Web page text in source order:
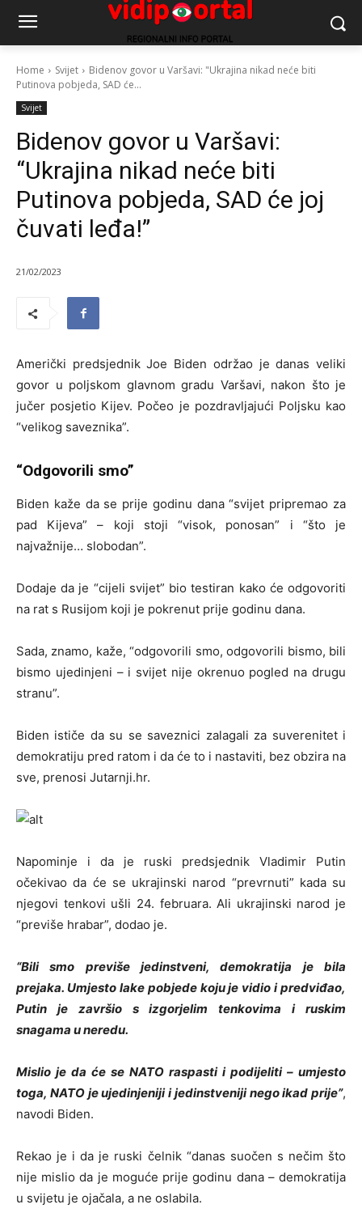
Home Svijet
Bidenov govor u Varšavi: "Ukrajina nikad neće biti
Putinova pobjeda, SAD će...
Svijet
Bidenov govor u Varšavi:
“Ukrajina nikad neće biti
Putinova pobjeda, SAD će joj
čuvati leđa!”
21/02/2023
Američki predsjednik Joe Biden održao je danas veliki
govor u poljskom glavnom gradu Varšavi, nakon što je
jučer posjetio Kijev. Počeo je pozdravljajući Poljsku kao
“velikog saveznika”.
“Odgovorili smo”
Biden kaže da se prije godinu dana “svijet pripremao za
pad Kijeva” – koji stoji “visok, ponosan” i “što je
najvažnije… slobodan”.
Dodaje da je “cijeli svijet” bio testiran kako će odgovoriti
na rat s Rusijom koji je pokrenut prije godinu dana.
Sada, znamo, kaže, “odgovorili smo, odgovorili bismo, bili
bismo ujedinjeni – i svijet nije okrenuo pogled na drugu
stranu”.
Biden ističe da su se saveznici zalagali za suverenitet i
demokratiju pred ratom i da će to i nastaviti, bez obzira na
sve, prenosi Jutarnji.hr.
Napominje i da je ruski predsjednik Vladimir Putin
očekivao da će se ukrajinski narod “prevrnuti” kada su
njegovi tenkovi ušli 24. februara. Ali ukrajinski narod je
“previše hrabar”, dodao je.
“Bili smo previše jedinstveni, demokratija je bila
prejaka. Umjesto lake pobjede koju je vidio i predviđao,
Putin je završio s izgorjelim tenkovima i ruskim
snagama u neredu.
Mislio je da će se NATO raspasti i podijeliti – umjesto
toga, NATO je ujedinjeniji i jedinstveniji nego ikad prije”,
navodi Biden.
Rekao je i da je ruski čelnik “danas suočen s nečim što
nije mislio da je moguće prije godinu dana – demokratija
u svijetu je ojačala, a ne oslabila.